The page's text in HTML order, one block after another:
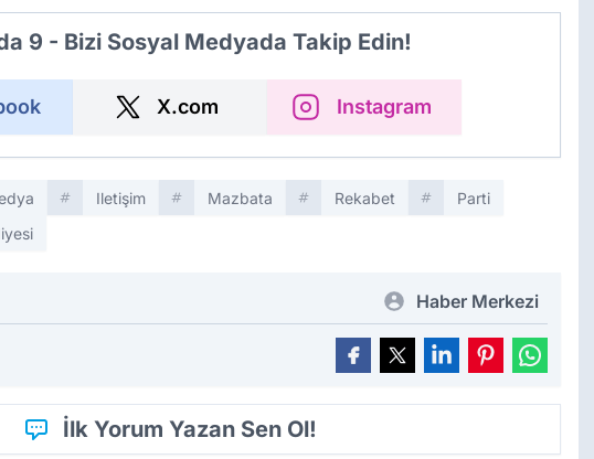
9 - Bizi Sosyal Medyada Takip Edin!
X.com Instagram
Iletişim Mazbata Rekabet
Parti
Haber Merkezi
İlk Yorum Yazan Sen Ol!